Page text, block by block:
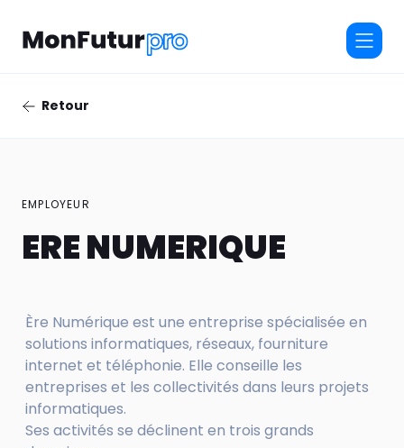
Retour
EMPLOYEUR
ERE NUMERIQUE
Ère Numérique est une entreprise spécialisée en
solutions informatiques, réseaux, fourniture
internet et téléphonie. Elle conseille les
entreprises et les collectivités dans leurs projets
informatiques.
Ses activités se déclinent en trois grands